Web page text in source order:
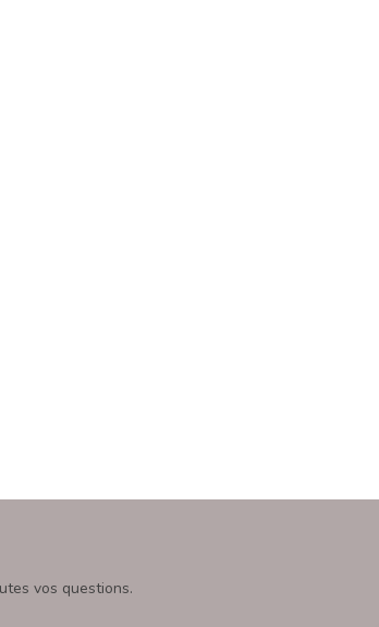
vos questions.